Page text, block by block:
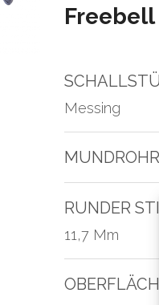
Freebell
Messing
RUNDER
11,7 Mm